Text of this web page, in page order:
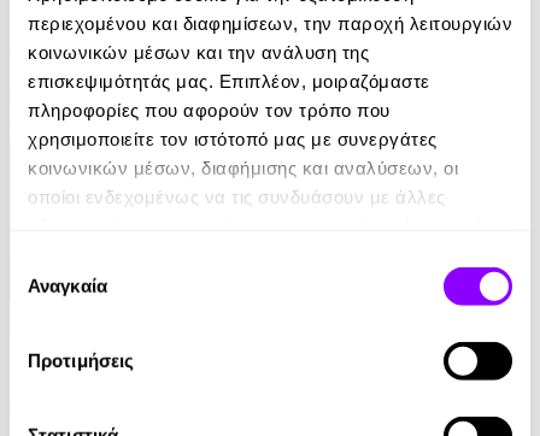
περιεχομένου και διαφημίσεων, την παροχή λειτουργιών
κοινωνικών μέσων και την ανάλυση της
επισκεψιμότητάς μας. Επιπλέον, μοιραζόμαστε
πληροφορίες που αφορούν τον τρόπο που
χρησιμοποιείτε τον ιστότοπό μας με συνεργάτες
κοινωνικών μέσων, διαφήμισης και αναλύσεων, οι
οποίοι ενδεχομένως να τις συνδυάσουν με άλλες
των υπηρεσιών τους.
συγκατάθεσης
Αναγκαία
Προτιμήσεις
Η απαγωγή της Τασούλας
Τάσος Κοντογιαννίδης
9.99€
eBook